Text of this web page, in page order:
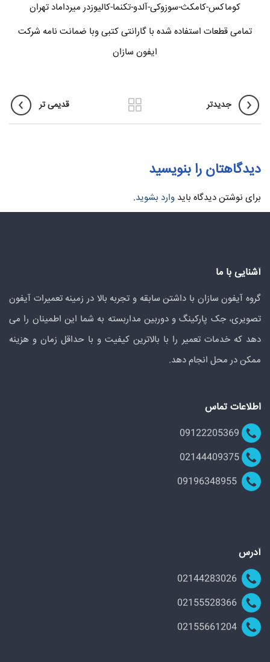
کوماکس-کامکث-سوزوکی-آلدو-تکنما-کالیوزدر میرداماد تهران
تمامی قطعات استفاده شده با گارانتی کتبی وبا ضمانت نامه شرکت
ایفون سازان
جدیدتر قدیمی تر
دیدگاهتان را بنویسید
برای نوشتن دیدگاه باید وارد بشوید.
آشنایی با ما
گروه آیفون سازان با داشتن سابقه و تجربه بالا در زمینه تعمیرات آیفون
تصویری، جک پارکینگ و دوربین مداربسته به شما این اطمینان را می
دهد که خدمات تعمیر را با بالاترین کیفیت و با حداقل زمان و هزینه
ممکن در محل انجام دهد.
اطلاعات تماس
آدرس